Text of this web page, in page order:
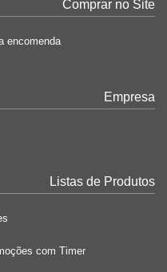
Comprar no Site
encomenda
Empresa
Listas de Produtos
com Timer